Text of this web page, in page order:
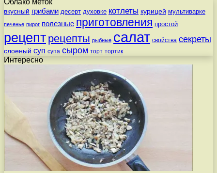
вкусный грибами десерт духовке котлеты курицей мультиварке
печенье пирог полезные приготовления простой
рецепт рецепты рыбные салат свойства секреты
слоеный суп супа сыром торт тортик
Интересно